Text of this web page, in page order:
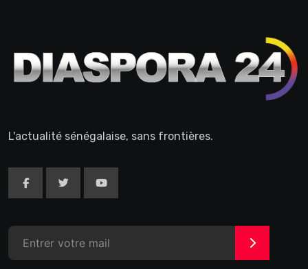
L'actualité sénégalaise, sans frontières.
>